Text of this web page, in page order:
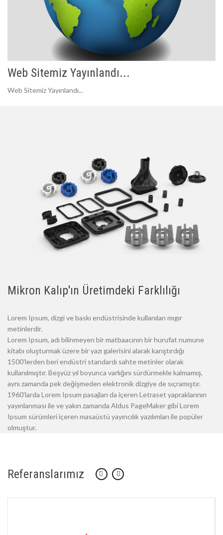
Web Sitemiz Yayınlandı...
Web Sitemiz Yayınlandı...
Mikron Kalıp'ın Üretimdeki Farklılığı
Lorem Ipsum, dizgi ve baskı endüstrisinde kullanılan mıgır
metinlerdir.
Lorem Ipsum, adı bilinmeyen bir matbaacının bir hurufat numune
kitabı oluşturmak üzere bir yazı galerisini alarak karıştırdığı
1500'lerden beri endüstri standardı sahte metinler olarak
kullanılmıştır. Beşyüz yıl boyunca varlığını sürdürmekle kalmamış,
aynı zamanda pek değişmeden elektronik dizgiye de sıçramıştır.
1960'larda Lorem Ipsum pasajları da içeren Letraset yapraklarının
yayınlanması ile ve yakın zamanda Aldus PageMaker gibi Lorem
Ipsum sürümleri içeren masaüstü yayıncılık yazılımları ile popüler
olmuştur.
Referanslarımız